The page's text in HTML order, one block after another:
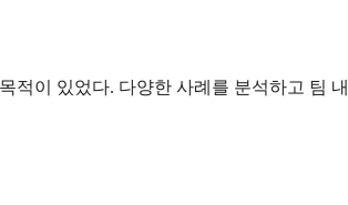
적이 있었다. 다양한 사례를 분석하고 팀 내